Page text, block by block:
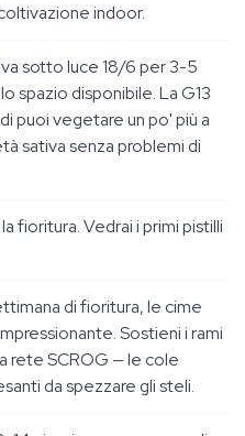
indoor.
sotto luce 18/6 per 3-5
spazio disponibile. La G13
puoi vegetare un po' più a
sativa senza problemi di
fioritura. Vedrai i primi pistilli
di fioritura, le cime
Sostieni i rami
rete SCROG — le cole
da spezzare gli steli.